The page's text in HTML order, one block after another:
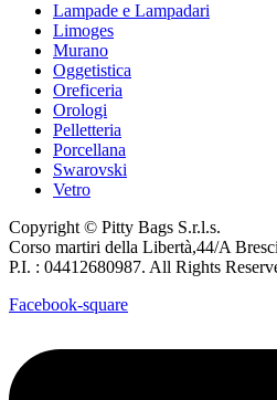
Lampade e Lampadari
Limoges
Murano
Oggetistica
Oreficeria
Orologi
Pelletteria
Porcellana
Swarovski
Vetro
Copyright © Pitty Bags S.r.l.s.
Corso martiri della Libertà,44/A
P.I. : 04412680987. All Rights
Facebook-square